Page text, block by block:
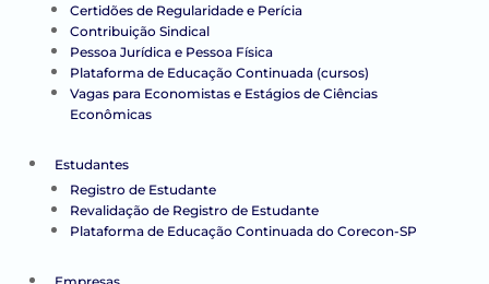
Certidões de Regularidade e Perícia
Contribuição Sindical
Pessoa Jurídica e Pessoa Física
Plataforma de Educação Continuada (cursos)
Vagas para Economistas e Estágios de Ciências
Econômicas
Estudantes
Registro de Estudante
Revalidação de Registro de Estudante
Plataforma de Educação Continuada do Corecon-SP